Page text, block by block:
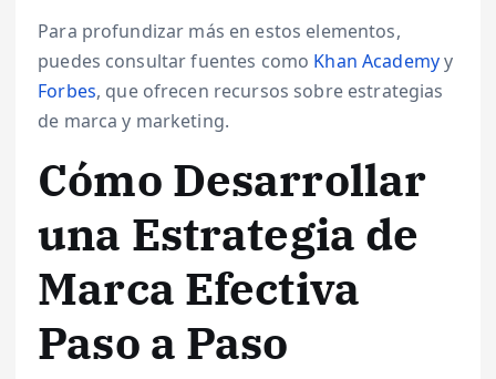
Para profundizar más en estos elementos,
puedes consultar fuentes como Khan Academyy
Forbes, que ofrecen recursos sobre estrategias
de marca y marketing.
Cómo Desarrollar
una Estrategia de
Marca Efectiva
Paso a Paso